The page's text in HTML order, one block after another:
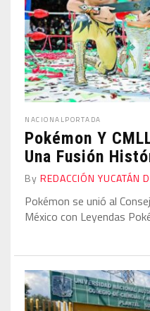
NACIONALPORTADA
Pokémon Y
Una Fusión
By REDACCIÓN YUCATÁN
Pokémon se unió al
México con Leyendas